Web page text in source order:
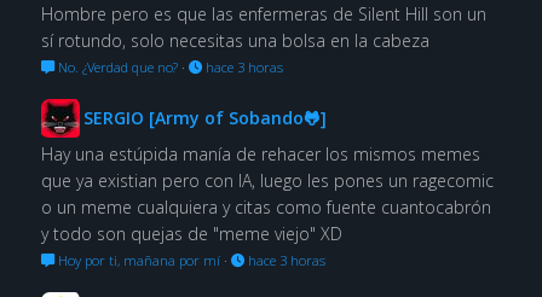
Hombre pero es que las enfermeras de Silent Hill son un
sí rotundo, solo necesitas una bolsa en la cabeza
No. ¿Verdad que no?· hace 3 horas
SERGIO [Army of Sobando🐸]
Hay una estúpida manía de rehacer los mismos memes
que ya existian pero con IA, luego les pones un ragecomic
o un meme cualquiera y citas como fuente cuantocabrón
y todo son quejas de "meme viejo" XD
Hoy por ti, mañana por mí· hace 3 horas